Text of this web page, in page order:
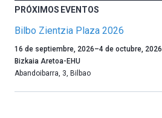
PRÓXIMOS EVENTOS
Bilbo Zientzia Plaza 2026
Un
año
más,
16 de septiembre, 2026–4 de octubre, 2026
Bizkaia Aretoa-EHU
Abandoibarra, 3, Bilbao